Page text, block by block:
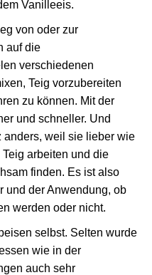
Vanilleeis.
von oder zur
auf die
verschiedenen
Teig vorzubereiten
zu können. Mit der
und schneller. Und
anders, weil sie lieber wie
arbeiten und die
finden. Es ist also
und der Anwendung, ob
werden oder nicht.
selbst. Selten wurde
wie in der
auch sehr